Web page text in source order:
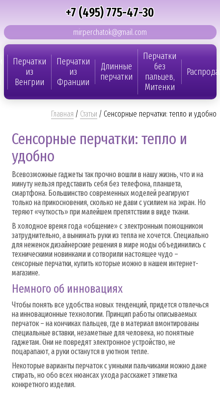
+7 (495) 775-47-30
mirperchatok@gmail.com
Перчатки
из
Венгрии
Перчатки
из
Франции
Длинные
перчатки
Перчатки
без
пальцев,
Митенки
Главная / Статьи / Сенсорные перчатки: тепло и удобно
Сенсорные перчатки: тепло и
удобно
Всевозможные гаджеты так прочно вошли в нашу жизнь, что и на
минуту нельзя представить себя без телефона, планшета,
смартфона. Большинство современных моделей реагируют
только на прикосновения, сколько не дави с усилием на экран. Но
теряют «чуткость» при малейшем препятствии в виде ткани.
В холодное время года «общение» с электронным помощником
затруднительно, а вынимать руки из тепла не хочется. Специально
для неженок дизайнерские решения в мире моды объединились с
техническими новинками и сотворили настоящее чудо –
сенсорные перчатки, купить которые можно в нашем интернет-
магазине.
Немного об инновациях
Чтобы понять все удобства новых тенденций, придется отвлечься
на инновационные технологии. Принцип работы описываемых
перчаток – на кончиках пальцев, где в материал вмонтированы
специальные вставки, незаметные для человека, но понятные
гаджетам. Они не повредят электронное устройство, не
поцарапают, а руки останутся в уютном тепле.
Некоторые варианты перчаток с умными пальчиками можно даже
стирать, но обо всех нюансах ухода расскажет этикетка
конкретного изделия.